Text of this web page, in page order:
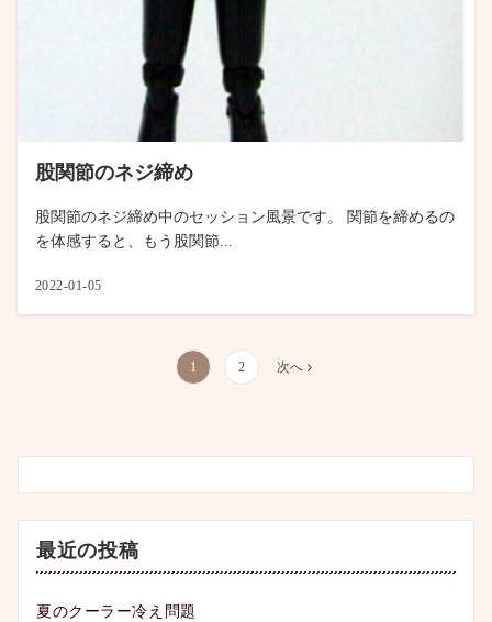
股関節のネジ締め
股関節のネジ締め中のセッション風景です。 関節を締めるの
を体感すると、もう股関節...
2022-01-05
ジ
送
1 2 次へ
最近の投稿
夏のクーラー冷え問題